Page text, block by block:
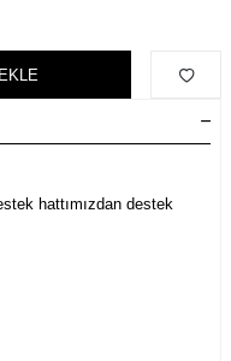
hattımızdan destek